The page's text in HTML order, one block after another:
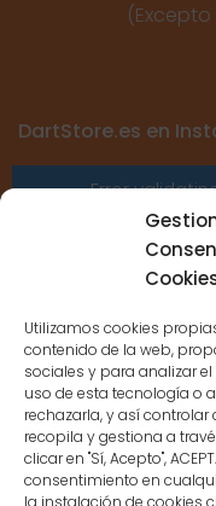
Utilizamos cookies
contenido de la web,
sociales y para analizar
uso de esta tecnología o
rechazarla, y así
recopila y gestiona a
clicar en "Sí, Acepto",
consentimiento en
la instalación de cookies
DartStore.es en
Error
Sessions for
because the
CONTACTO
MENÚ PRINCIPAL